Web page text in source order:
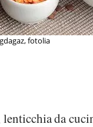
lenticchia da